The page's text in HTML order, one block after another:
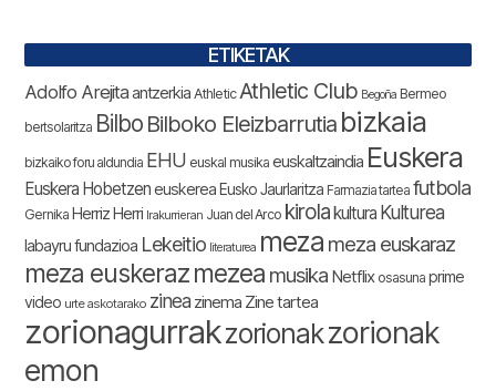
ETIKETAK
Adolfo Arejitaantzerkia Athletic Athletic Club Begoña Bermeo
bertsolaritza Bilbo Bilboko Eleizbarrutia bizkaia
bizkaiko foru aldundia EHU euskal musika euskaltzaindia Euskera
Euskera Hobetzeneuskerea Eusko Jaurlaritza Farmazia tartea futbola
Gernika Herriz Herri Irakurrieran Juan del Arco kirola kultura Kulturea
labayru fundazioa Lekeitio literaturea meza meza euskaraz
meza euskerazmezea musika Netflix osasuna prime
video urte askotarako zinea zinema Zine tartea
zorionagurrakzorionakzorionak
emon